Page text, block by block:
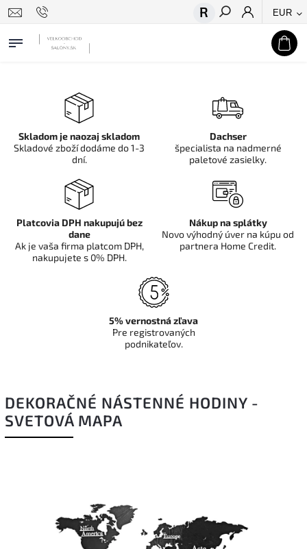
EUR
Hľadať
DEKORAČNÉ NÁSTENNÉ HODINY -
SVETOVÁ MAPA
Skladom je naozaj skladom
Skladové zboží dodáme do 1-3
dní.
Dachser
špecialista na nadmerné
paletové zasielky.
Platcovia DPH nakupujú bez
dane
Ak je vaša firma platcom DPH,
nakupujete s 0% DPH.
Nákup na splátky
Novo výhodný úver na kúpu od
partnera Home Credit.
5% vernostná zľava
Pre registrovaných
podnikateľov.